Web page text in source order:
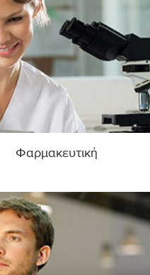
Φαρμακευτική